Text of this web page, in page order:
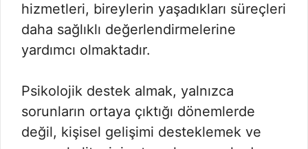
hizmetleri, bireylerin yaşadıkları süreçleri
daha sağlıklı değerlendirmelerine
yardımcı olmaktadır.
Psikolojik destek almak, yalnızca
sorunların ortaya çıktığı dönemlerde
değil, kişisel gelişimi desteklemek ve